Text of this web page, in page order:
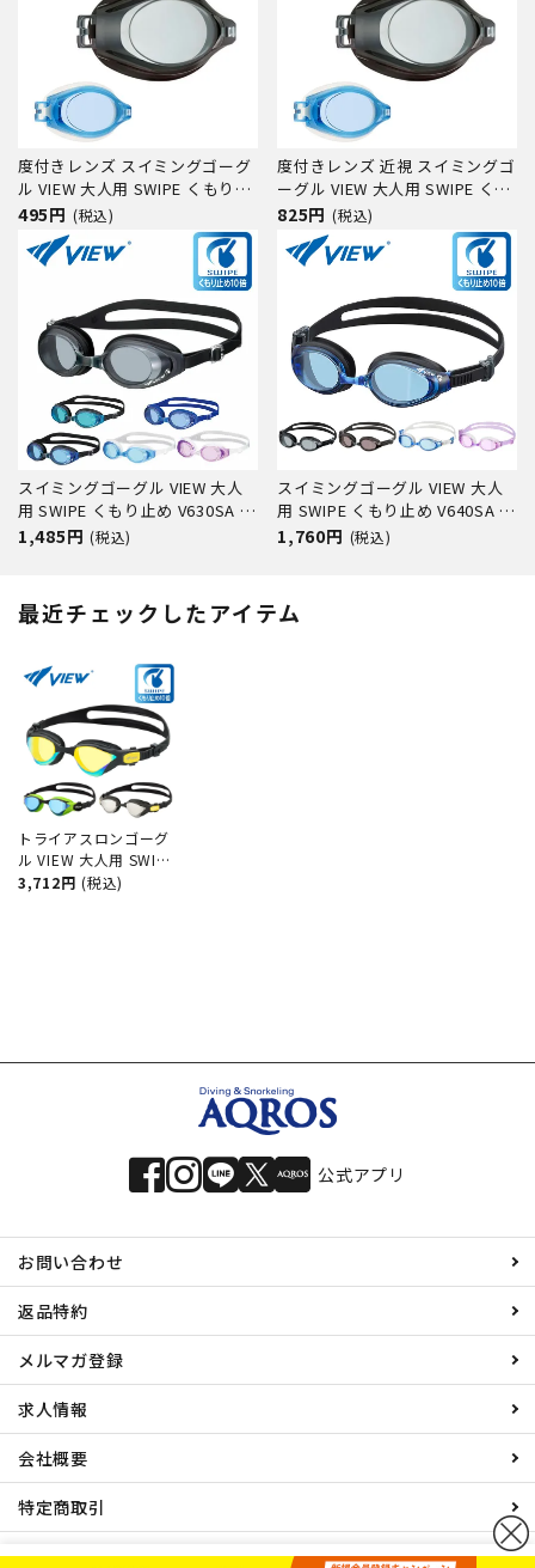
度付きレンズ スイミングゴーグ
ル VIEW 大人用 SWIPE くもり止
め VC581SA 水中メガネ ゴーグ
ル 水中眼鏡 スイミング プール
競泳 水泳 ジム フィットネス ス
495円 (税込)
度付きレンズ 近視 スイミングゴ
ーグル VIEW 大人用 SWIPE くも
り止め VC580SA 水中メガネ ゴ
ーグル 水中眼鏡 スイミング プ
ール 競泳 水泳 ジム フィットネ
825円 (税込)
スイミングゴーグル VIEW 大人
用 SWIPE くもり止め V630SA 水
中メガネ ゴーグル 水中眼鏡 ス
1,485円 (税込)
スイミングゴーグル VIEW 大人
用 SWIPE くもり止め V640SA 水
中メガネ ゴーグル 水中眼鏡 ス
1,760円 (税込)
最近チェックしたアイテム
トライアスロンゴーグ
ル VIEW 大人用 SWIPE
くもり止め V2000SAM
3,712円 (税込)
公式アプリ
お問い合わせ
返品特約
メルマガ登録
求人情報
会社概要
特定商取引
プライバシーポリシー